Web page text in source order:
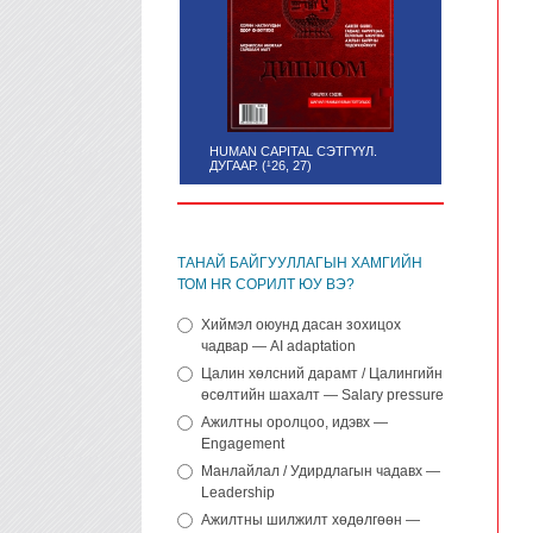
HUMAN CAPITAL СЭТГҮҮЛ.
ДУГААР. (¹26, 27)
HR PLUS | НЭВТРЭХ ЭРХ
90001075
ТАНАЙ БАЙГУУЛЛАГЫН ХАМГИЙН
ТОМ HR СОРИЛТ ЮУ ВЭ?
Хиймэл оюунд дасан зохицох
чадвар — AI adaptation
Цалин хөлсний дарамт / Цалингийн
өсөлтийн шахалт — Salary pressure
Ажилтны оролцоо, идэвх —
Engagement
Манлайлал / Удирдлагын чадавх —
Leadership
Ажилтны шилжилт хөдөлгөөн —